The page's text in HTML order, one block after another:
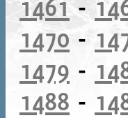
1461-
1470 -
1479 -
1488 -